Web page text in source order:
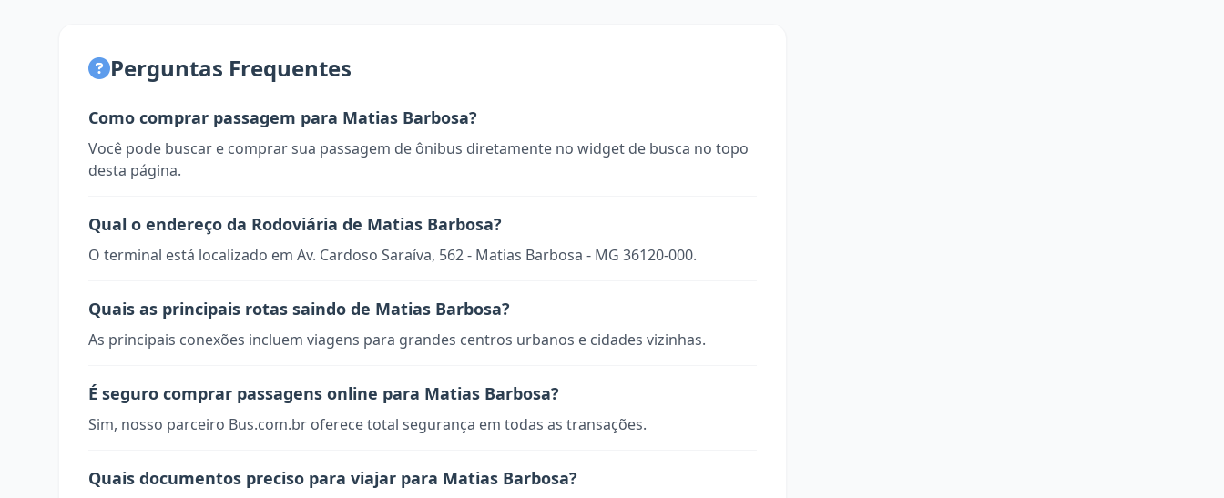
Perguntas Frequentes
Como comprar passagem para Matias Barbosa?
Você pode buscar e comprar sua passagem de ônibus diretamente no widget de busca no topo
desta página.
Qual o endereço da Rodoviária de Matias Barbosa?
O terminal está localizado em Av. Cardoso Saraíva, 562 - Matias Barbosa - MG 36120-000.
Quais as principais rotas saindo de Matias Barbosa?
As principais conexões incluem viagens para grandes centros urbanos e cidades vizinhas.
É seguro comprar passagens online para Matias Barbosa?
Sim, nosso parceiro Bus.com.br oferece total segurança em todas as transações.
Quais documentos preciso para viajar para Matias Barbosa?